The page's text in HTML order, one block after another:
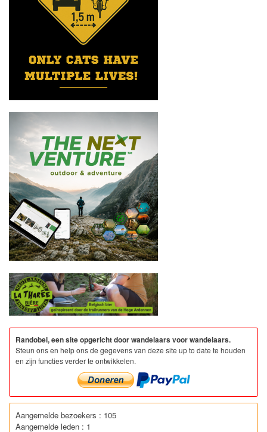
Randobel, een site opgericht door wandelaars voor wandelaars.
Steun ons en help ons de gegevens van deze site up to date te houden
en zijn functies verder te ontwikkelen.
Aangemelde bezoekers : 105
Aangemelde leden : 1